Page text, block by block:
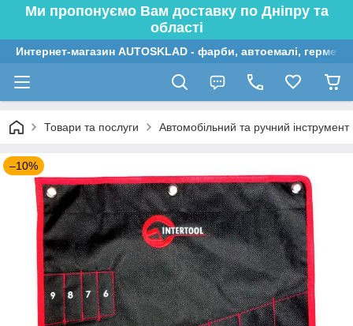
Ми пропонуємо Вам доставку по Дніпру та
області
Интернет-магазин AUTOSKLAD - фарби, автоемалі,
Товари та послуги Автомобільний та ручний
–10%